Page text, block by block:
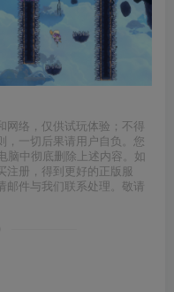
网络，仅供试玩体验；不得
，一切后果请用户自负。您
脑中彻底删除上述内容。如
注册，得到更好的正版服
邮件与我们联系处理。敬请